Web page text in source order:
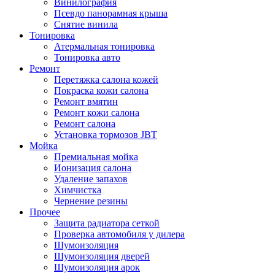
Винилография
Псевдо панорамная крыша
Снятие винила
Тонировка
Атермальная тонировка
Тонировка авто
Ремонт
Перетяжка салона кожей
Покраска кожи салона
Ремонт вмятин
Ремонт кожи салона
Ремонт салона
Установка тормозов JBT
Мойка
Премиальная мойка
Ионизация салона
Удаление запахов
Химчистка
Чернение резины
Прочее
Защита радиатора сеткой
Проверка автомобиля у дилера
Шумоизоляция
Шумоизоляция дверей
Шумоизоляция арок